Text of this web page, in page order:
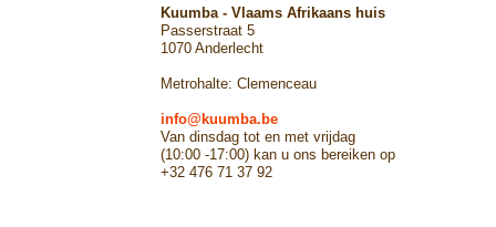
Kuumba - Vlaams Afrikaans huis
Passerstraat 5
1070 Anderlecht
Metrohalte: Clemenceau
info@kuumba.be
Van dinsdag tot en met vrijdag
(10:00 -17:00) kan u ons bereiken op
+32 476 71 37 92